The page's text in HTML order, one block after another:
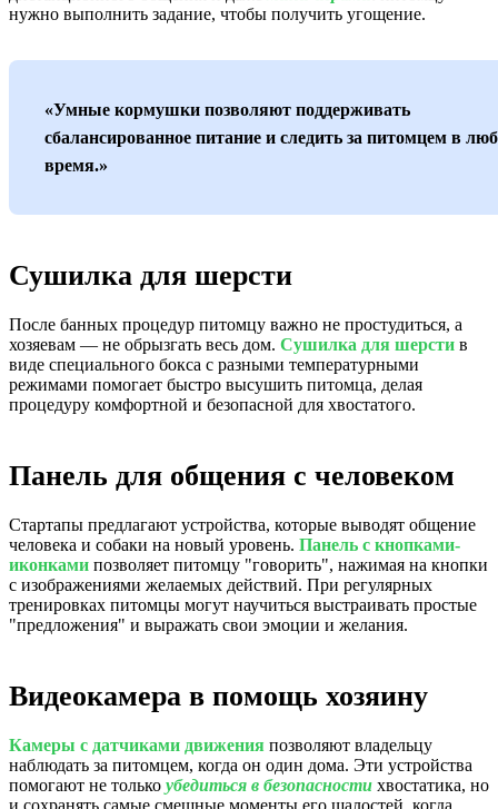
нужно выполнить задание, чтобы получить угощение.
«Умные кормушки позволяют поддерживать
сбалансированное питание и следить за питомцем в
время.»
Сушилка для шерсти
После банных процедур питомцу важно не простудиться, а
хозяевам — не обрызгать весь дом. Сушилка для шерсти в
виде специального бокса с разными температурными
режимами помогает быстро высушить питомца, делая
процедуру комфортной и безопасной для хвостатого.
Панель для общения с человеком
Стартапы предлагают устройства, которые выводят общение
человека и собаки на новый уровень. Панель с кнопками-
иконками позволяет питомцу "говорить", нажимая на кнопки
с изображениями желаемых действий. При регулярных
тренировках питомцы могут научиться выстраивать простые
"предложения" и выражать свои эмоции и желания.
Видеокамера в помощь хозяину
Камеры с датчиками движения позволяют владельцу
наблюдать за питомцем, когда он один дома. Эти устройства
помогают не только убедиться в безопасности хвостатика, но
и сохранять самые смешные моменты его шалостей, когда